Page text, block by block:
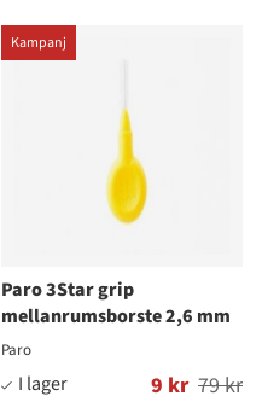
Kampanj
Paro 3Star grip
mellanrumsborste 2,6 mm
Paro
9 kr
Ordinarie pris: 79 kr